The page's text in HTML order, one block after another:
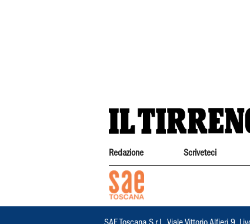
Redazione Scriveteci